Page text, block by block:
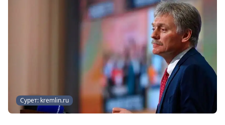
Сурет: kremlin.ru